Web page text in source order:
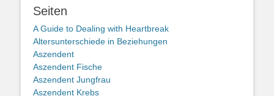
Seiten
A Guide to Dealing with Heartbreak
Altersunterschiede in Beziehungen
Aszendent
Aszendent Fische
Aszendent Jungfrau
Aszendent Krebs